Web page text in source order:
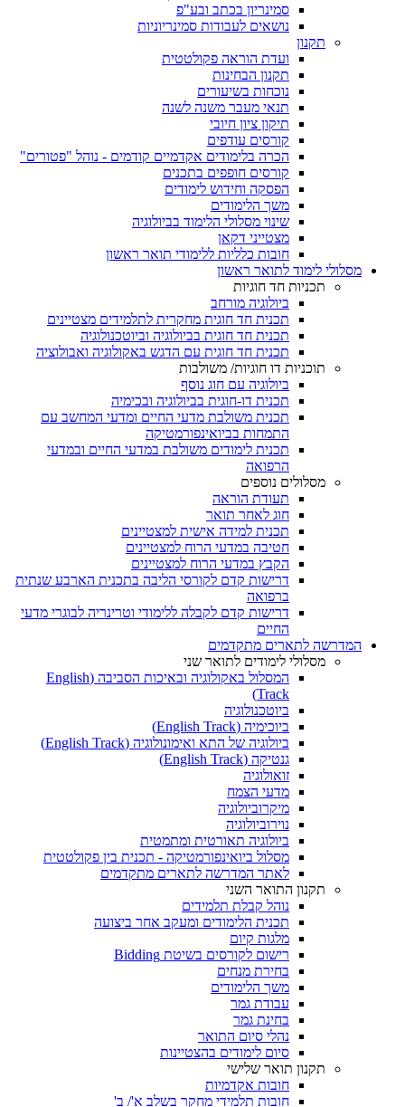
סמינריון בכתב ובע"פ
נושאים לעבודות סמינריוניות
תקנון
ועדת הוראה פקולטטית
תקנון הבחינות
נוכחות בשיעורים
תנאי מעבר משנה לשנה
תיקון ציון חיובי
קורסים עודפים
הכרה בלימודים אקדמיים קודמים - נוהל "פטורים"
קורסים חופפים בתכנים
הפסקה וחידוש לימודים
משך הלימודים
שינוי מסלולי הלימוד בביולוגיה
מצטייני דקאן
חובות כלליות ללימודי תואר ראשון
מסלולי לימוד לתואר ראשון
תכניות חד חוגיות
ביולוגיה מורחב
תכנית חד חוגית מחקרית לתלמידים מצטיינים
תכנית חד חוגית בביולוגיה וביוטכנולוגיה
תכנית חד חוגית עם הדגש באקולוגיה ואבולוציה
תוכניות דו חוגיות/ משולבות
ביולוגיה עם חוג נוסף
תכנית דו-חוגית בביולוגיה ובכימיה
תכנית משולבת מדעי החיים ומדעי המחשב עם
התמחות בביואינפורמטיקה
תכנית לימודים משולבת במדעי החיים ובמדעי
הרפואה
מסלולים נוספים
תעודת הוראה
חוג לאחר תואר
תכנית למידה אישית למצטיינים
חטיבה במדעי הרוח למצטיינים
הקבץ במדעי הרוח למצטיינים
דרישות קדם לקורסי הליבה בתכנית הארבע שנתית
ברפואה
דרישות קדם לקבלה ללימודי וטרינריה לבוגרי מדעי
החיים
המדרשה לתארים מתקדמים
מסלולי לימודים לתואר שני
המסלול באקולוגיה ובאיכות הסביבה (English
Track)
ביוטכנולוגיה
ביוכימיה (English Track)
ביולוגיה של התא ואימונולוגיה (English Track)
גנטיקה (English Track)
זואולוגיה
מדעי הצמח
מיקרוביולוגיה
נוירוביולוגיה
ביולוגיה תאורטית ומתמטית
מסלול ביואינפורמטיקה - תכנית בין פקולטטית
לאתר המדרשה לתארים מתקדמים
תקנון התואר השני
נוהל קבלת תלמידים
תכנית הלימודים ומעקב אחר ביצועה
מלגות קיום
רישום לקורסים בשיטת Bidding
בחירת מנחים
משך הלימודים
עבודת גמר
בחינת גמר
נהלי סיום התואר
סיום לימודים בהצטיינות
תקנון תואר שלישי
חובות אקדמיות
חובות תלמידי מחקר בשלב א'/ ב'